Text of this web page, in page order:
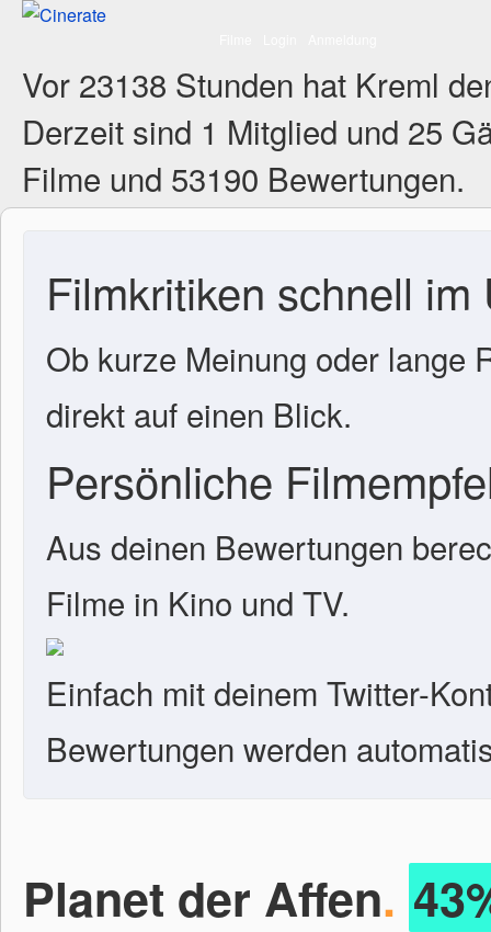
Vor 23138 Stunden hat Kreml
Derzeit sind 1 Mitglied und 25
Filme und 53190 Bewertungen.
Filmkritiken schnell im
Ob kurze Meinung oder lange
direkt auf einen Blick.
Persönliche
Aus deinen Bewertungen
Filme in Kino und TV.
Einfach mit deinem Twitter-
Bewertungen werden
Planet der Affen.